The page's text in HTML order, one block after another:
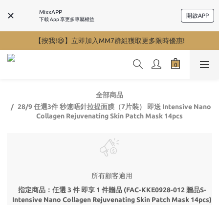
MixxAPP
下載 App 享更多專屬權益
開啟APP
【按我!😆】立即加入MM7群組獲取更多限時優惠!
全部商品
28/9 任選3件 秒速唔針拉提面膜（7片裝） 即送 Intensive Nano
Collagen Rejuvenating Skin Patch Mask 14pcs
所有顧客適用
指定商品：任選 3 件 即享 1 件贈品 (FAC-KKE0928-012 贈品S-
Intensive Nano Collagen Rejuvenating Skin Patch Mask 14pcs)